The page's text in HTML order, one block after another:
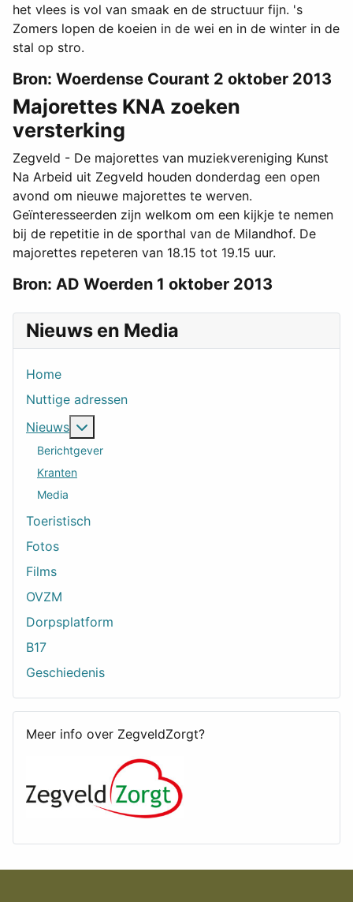
Nieuws en Media
Home
Nuttige adressen
Nieuws
Berichtgever
Kranten
Media
Toeristisch
Fotos
Films
OVZM
Dorpsplatform
B17
Geschiedenis
Meer info over ZegveldZorgt?
het vlees is vol van smaak en de structuur fijn. 's
Zomers lopen de koeien in de wei en in de winter in de
stal op stro.
Bron: Woerdense Courant 2 oktober 2013
Majorettes KNA zoeken
versterking
Zegveld - De majorettes van muziekvereniging Kunst
Na Arbeid uit Zegveld houden donderdag een open
avond om nieuwe majorettes te werven.
Geïnteresseerden zijn welkom om een kijkje te nemen
bij de repetitie in de sporthal van de Milandhof. De
majorettes repeteren van 18.15 tot 19.15 uur.
Bron: AD Woerden 1 oktober 2013